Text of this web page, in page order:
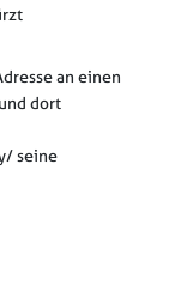
an einen
dort
seine